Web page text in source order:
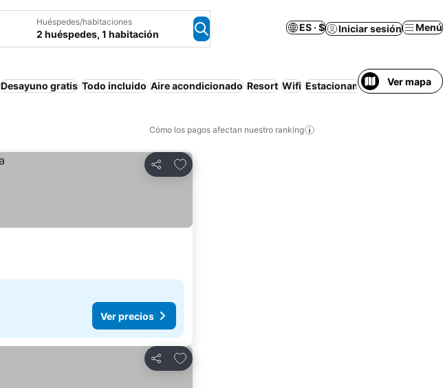
Huéspedes/habitaciones
2 huéspedes, 1 habitación
ES · $ Iniciar sesión Menú
Desayuno gratis Todo incluido Aire acondicionado Resort Wifi Estacionamiento Ver mapa
Cómo los pagos afectan nuestro ranking
Compartir
Agregar a favoritos
Ver precios
Compartir
Agregar a favoritos